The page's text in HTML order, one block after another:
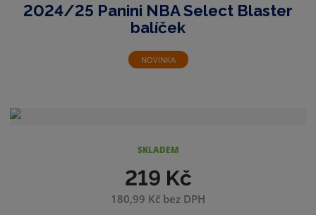
d
d
2024/25 Panini NBA Select Blaster
balíček
NOVINKA
219 Kč
180,99 Kč bez DPH
SKLADEM